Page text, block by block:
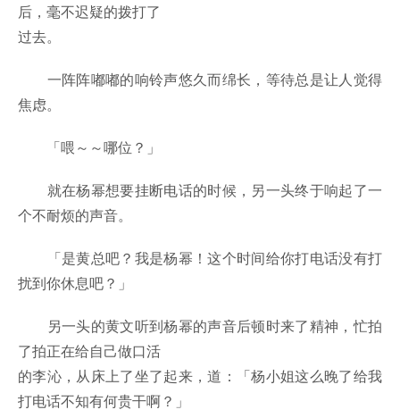
后，毫不迟疑的拨打了
过去。
一阵阵嘟嘟的响铃声悠久而绵长，等待总是让人觉得
焦虑。
「喂～～哪位？」
就在杨幂想要挂断电话的时候，另一头终于响起了一
个不耐烦的声音。
「是黄总吧？我是杨幂！这个时间给你打电话没有打
扰到你休息吧？」
另一头的黄文听到杨幂的声音后顿时来了精神，忙拍
了拍正在给自己做口活
的李沁，从床上了坐了起来，道：「杨小姐这么晚了给我
打电话不知有何贵干啊？」